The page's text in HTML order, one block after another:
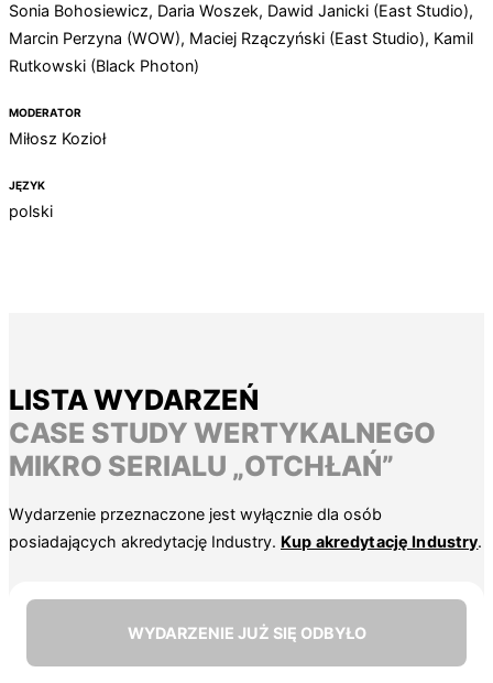
Sonia Bohosiewicz, Daria Woszek, Dawid Janicki (East Studio),
Marcin Perzyna (WOW), Maciej Rzączyński (East Studio), Kamil
Rutkowski (Black Photon)
MODERATOR
Miłosz Kozioł
JĘZYK
polski
LISTA WYDARZEŃ
CASE STUDY WERTYKALNEGO
MIKRO SERIALU „OTCHŁAŃ”
Wydarzenie przeznaczone jest wyłącznie dla osób
posiadających akredytację Industry. Kup akredytację Industry.
WYDARZENIE JUŻ SIĘ ODBYŁO